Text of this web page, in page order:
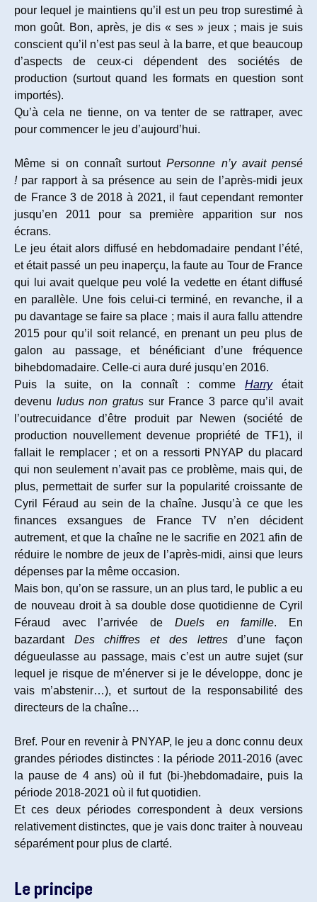
pour lequel je maintiens qu’il est un peu trop surestimé à
mon goût. Bon, après, je dis « ses » jeux ; mais je suis
conscient qu’il n’est pas seul à la barre, et que beaucoup
d’aspects de ceux-ci dépendent des sociétés de
production (surtout quand les formats en question sont
importés).
Qu’à cela ne tienne, on va tenter de se rattraper, avec
pour commencer le jeu d’aujourd’hui.
Même si on connaît surtoutPersonne n’y avait pensé
!par rapport à sa présence au sein de l’après-midi jeux
de France 3 de 2018 à 2021, il faut cependant remonter
jusqu’en 2011 pour sa première apparition sur nos
écrans.
Le jeu était alors diffusé en hebdomadaire pendant l’été,
et était passé un peu inaperçu, la faute au Tour de France
qui lui avait quelque peu volé la vedette en étant diffusé
en parallèle. Une fois celui-ci terminé, en revanche, il a
pu davantage se faire sa place ; mais il aura fallu attendre
2015 pour qu’il soit relancé, en prenant un peu plus de
galon au passage, et bénéficiant d’une fréquence
bihebdomadaire. Celle-ci aura duré jusqu’en 2016.
Puis la suite, on la connaît : comme Harryétait
devenu ludus non gratus sur France 3 parce qu’il avait
l’outrecuidance d’être produit par Newen (société de
production nouvellement devenue propriété de TF1), il
fallait le remplacer ; et on a ressorti PNYAP du placard
qui non seulement n’avait pas ce problème, mais qui, de
plus, permettait de surfer sur la popularité croissante de
Cyril Féraud au sein de la chaîne. Jusqu’à ce que les
finances exsangues de France TV n’en décident
autrement, et que la chaîne ne le sacrifie en 2021 afin de
réduire le nombre de jeux de l’après-midi, ainsi que leurs
dépenses par la même occasion.
Mais bon, qu’on se rassure, un an plus tard, le public a eu
de nouveau droit à sa double dose quotidienne de Cyril
Féraud avec l’arrivée de Duels en famille. En
bazardant Des chiffres et des lettresd’une façon
dégueulasse au passage, mais c’est un autre sujet (sur
lequel je risque de m’énerver si je le développe, donc je
vais m’abstenir…), et surtout de la responsabilité des
directeurs de la chaîne…
Bref. Pour en revenir à PNYAP, le jeu a donc connu deux
grandes périodes distinctes : la période 2011-2016 (avec
la pause de 4 ans) où il fut (bi-)hebdomadaire, puis la
période 2018-2021 où il fut quotidien.
Et ces deux périodes correspondent à deux versions
relativement distinctes, que je vais donc traiter à nouveau
séparément pour plus de clarté.
Le principe